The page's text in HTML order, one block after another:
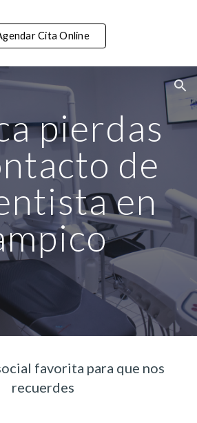
Skip to navigation
Cita Online
pierdas
de
en
favorita para que nos
recuerdes